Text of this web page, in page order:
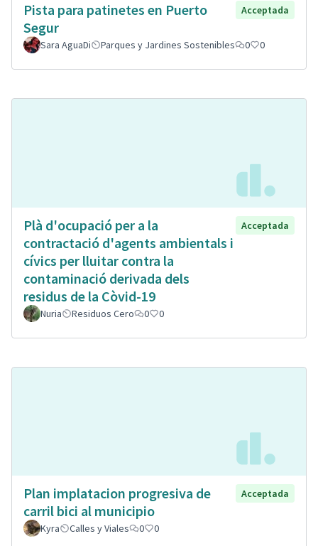
Pista para patinetes en Puerto
Segur
Acceptada
Sara AguaDi Parques y Jardines Sostenibles 0 0
Plà d'ocupació per a la
contractació d'agents ambientals i
cívics per lluitar contra la
contaminació derivada dels
residus de la Còvid-19
Acceptada
Nuria Residuos Cero 0 0
Plan implatacion progresiva de
carril bici al municipio
Acceptada
Kyra Calles y Viales 0 0